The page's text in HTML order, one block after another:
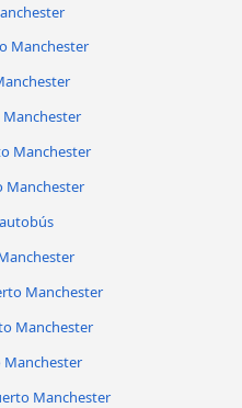
Manchester
Manchester
Manchester
Manchester
Manchester
Manchester
Manchester